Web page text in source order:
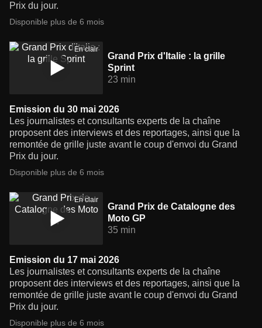
Prix du jour.
Disponible plus de 6 mois
En clair
Grand Prix d'Italie : la grille
Sprint
23 min
Emission du 30 mai 2026
Les journalistes et consultants experts de la chaîne
proposent des interviews et des reportages, ainsi que la
remontée de grille juste avant le coup d'envoi du Grand
Prix du jour.
Disponible plus de 6 mois
En clair
Grand Prix de Catalogne des
Moto GP
35 min
Emission du 17 mai 2026
Les journalistes et consultants experts de la chaîne
proposent des interviews et des reportages, ainsi que la
remontée de grille juste avant le coup d'envoi du Grand
Prix du jour.
Disponible plus de 6 mois